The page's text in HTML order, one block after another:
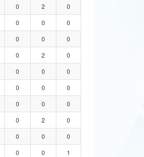
0 2
0
0 0
0
0 0
0
0 2
0
0 0
0
0 0
0
0 0
0
0 2
0
0 0
0
0 0
1